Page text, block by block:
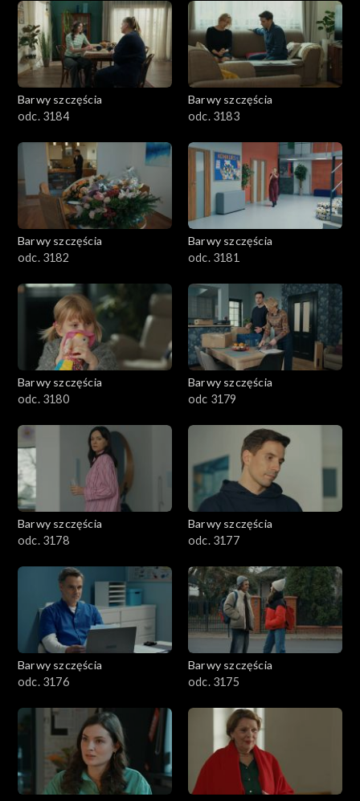
Barwy szczęścia
odc. 3184
Barwy szczęścia
odc. 3183
Barwy szczęścia
odc. 3182
Barwy szczęścia
odc. 3181
Barwy szczęścia
odc. 3180
Barwy szczęścia
odc 3179
Barwy szczęścia
odc. 3178
Barwy szczęścia
odc. 3177
Barwy szczęścia
odc. 3176
Barwy szczęścia
odc. 3175